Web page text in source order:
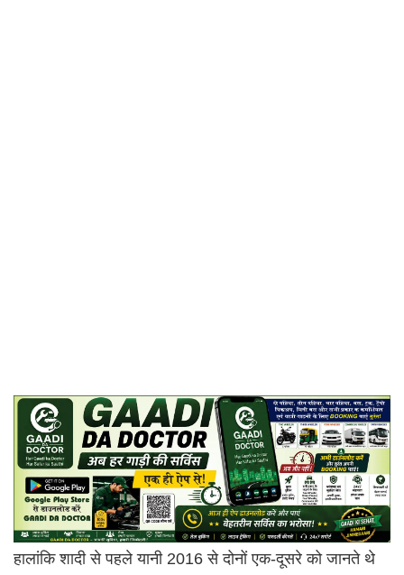
हालांकि शादी से पहले यानी 2016 से दोनों एक-दूसरे को जानते थे